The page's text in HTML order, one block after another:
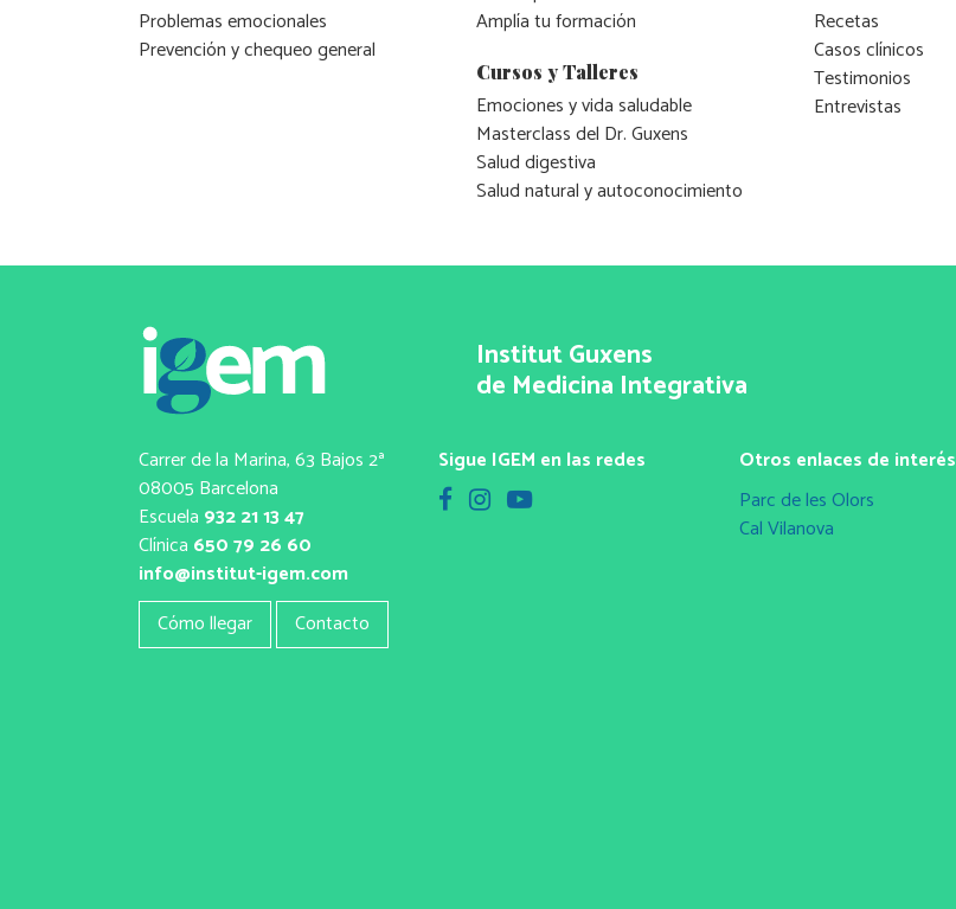
Problemas emocionales
Prevención y chequeo general
Amplía tu formación
Cursos y Talleres
Emociones y vida saludable
Masterclass del Dr. Guxens
Salud digestiva
Salud natural y autoconocimiento
Recetas
Casos clínicos
Testimonios
Entrevistas
Institut Guxens
de Medicina Integrativa
Carrer de la Marina, 63 Bajos 2ª
08005 Barcelona
Escuela 932 21 13 47
Clínica 650 79 26 60
info@institut-igem.com
Cómo llegar
Contacto
Sigue IGEM en las redes
Otros enlaces de interés
Parc de les Olors
Cal Vilanova